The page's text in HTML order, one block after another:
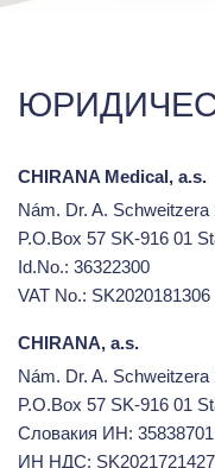
CHIRANA Medical, a.s.
Nám. Dr. A. Schweitzera
P.O.Box 57 SK-916 01
Id.No.: 36322300
VAT No.: SK2020181306
CHIRANA, a.s.
Nám. Dr. A. Schweitzera
P.O.Box 57 SK-916 01
Словакия ИН: 35838701
ИН НДС: SK2021721427